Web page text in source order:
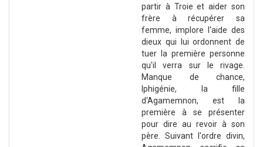
partir à Troie et aider son
frère à récupérer sa
femme, implore l'aide des
dieux qui lui ordonnent de
tuer la première personne
qu'il verra sur le rivage.
Manque de chance,
Iphigénie, la fille
d'Agamemnon, est la
première à se présenter
pour dire au revoir à son
père. Suivant l'ordre divin,